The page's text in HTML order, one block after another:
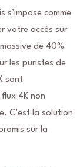
s’impose comme
votre accès sur
de 40%
les puristes de
sont
4K non
C’est la solution
sur la